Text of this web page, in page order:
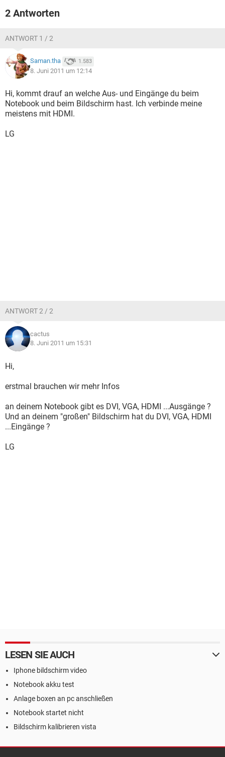
2 Antworten
ANTWORT 1 / 2
Saman.tha 1.583
8. Juni 2011 um 12:14
Hi, kommt drauf an welche Aus- und Eingänge du beim
Notebook und beim Bildschirm hast. Ich verbinde meine
meistens mit HDMI.
LG
ANTWORT 2 / 2
cactus
8. Juni 2011 um 15:31
Hi,
erstmal brauchen wir mehr Infos
an deinem Notebook gibt es DVI, VGA, HDMI ...Ausgänge ?
Und an deinem "großen" Bildschirm hat du DVI, VGA, HDMI
...Eingänge ?
LG
LESEN SIE AUCH
Iphone bildschirm video
Notebook akku test
Anlage boxen an pc anschließen
Notebook startet nicht
Bildschirm kalibrieren vista